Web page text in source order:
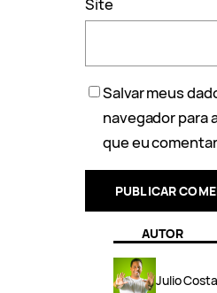
Site
Salvar meus
navegador para
que eu
AUTOR
Julio